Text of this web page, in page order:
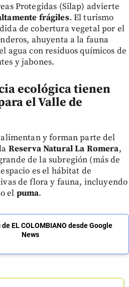
Protegidas (Silap) advierte
frágiles. El turismo
de cobertura vegetal por el
ahuyenta a la fauna
agua con residuos químicos de
y jabones.
ecológica tienen
el Valle de
y forman parte del
Reserva Natural La Romera,
de la subregión (más de
es el hábitat de
de flora y fauna, incluyendo
el puma.
EL COLOMBIANO desde Google
News